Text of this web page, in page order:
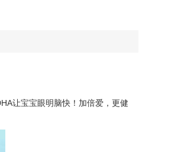
让宝宝眼明脑快！加倍爱，更健